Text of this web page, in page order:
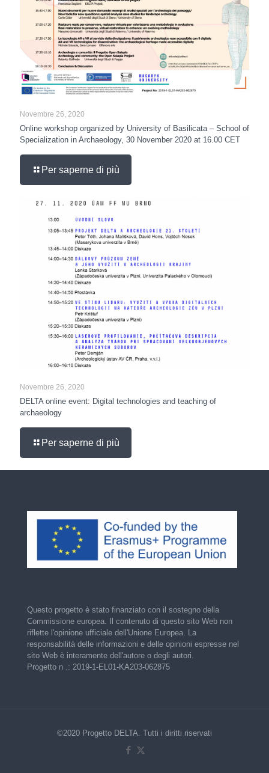
Novembre 26, 2020
Online workshop organized by University of Basilicata – School of
Specialization in Archaeology, 30 November 2020 at 16.00 CET
Per saperne di più
Novembre 26, 2020
DELTA online event: Digital technologies and teaching of
archaeology
Per saperne di più
Questo progetto è stato finanziato con il sostegno della
Commissione europea. Il contenuto di questo sito Web non
riflette l'opinione ufficiale dell'Unione Europea. La
responsabilità delle informazioni e delle opinioni espresse nel
sito Web è interamente dell'autore o degli autori.
Progetto n .: 2019-1-EL01-KA203-062875
©2020 Progetto DELTA. Tutti i diritti riservati